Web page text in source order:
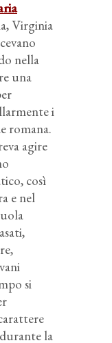
Virginia
nella
una
i
romana.
agire
così
e nel
si
la